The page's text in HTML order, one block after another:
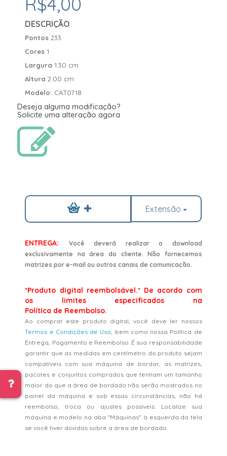
DESCRIÇÃO
Pontos233
Cores 1
Largura 1.30 cm
Altura2.00 cm
Modelo: CAT0718
Deseja alguma modificação?
Solicite uma alteração agora
Extensão
ENTREGA:
Você deverá realizar o download
exclusivamente na área do cliente. Não fornecemos
matrizes por e-mail ou outros canais de comunicação.
*Produto digital reembolsável.* De acordo com
os limites especificados na
Política de Reembolso.
Ao comprar este produto digital, você deve ler nossos
Termos e Condições de Uso, bem como nossa Política de
Entrega, Pagamento e Reembolso. É sua responsabilidade
garantir que as medidas em centímetro do produto sejam
compatíveis com sua máquina de bordar, as matrizes,
pacotes e conjuntos comprados que tenham um tamanho
maior do que a área de bordado não serão mostrados no
painel da máquina e sob essas circunstâncias, não há
reembolso, troca ou ajustes possíveis. Localize sua
máquina e modelo na aba "Máquinas" à esquerda da tela
se você tiver dúvidas sobre a área de bordado.